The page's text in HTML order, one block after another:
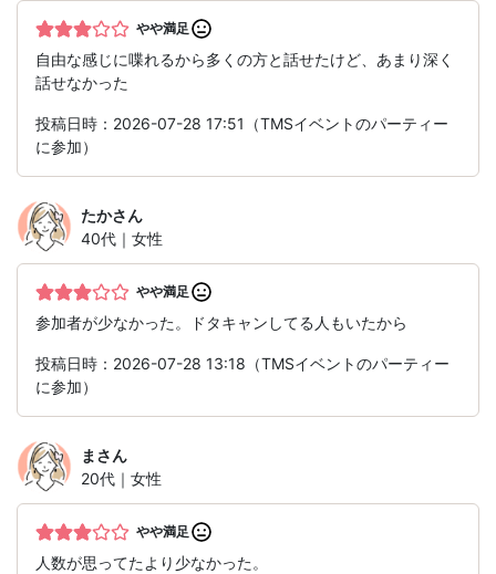
やや満足
自由な感じに喋れるから多くの方と話せたけど、あまり深く
話せなかった
投稿日時：2026-07-28 17:51（TMSイベントのパーティー
に参加）
たかさん
40代｜女性
やや満足
参加者が少なかった。ドタキャンしてる人もいたから
投稿日時：2026-07-28 13:18（TMSイベントのパーティー
に参加）
ま さん
20代｜女性
やや満足
人数が思ってたより少なかった。